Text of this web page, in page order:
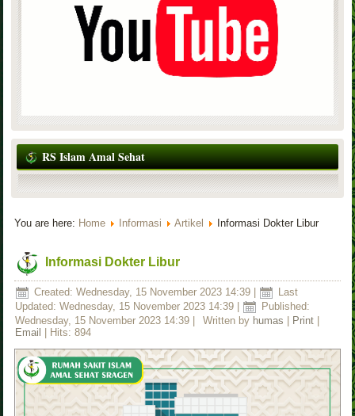
RS Islam Amal Sehat
You are here: Home Informasi Artikel Informasi Dokter Libur
Informasi Dokter Libur
Created: Wednesday, 15 November 2023 14:39
Last
Updated: Wednesday, 15 November 2023 14:39
Published:
Wednesday, 15 November 2023 14:39 | Written by humas | Print |
Email | Hits: 894